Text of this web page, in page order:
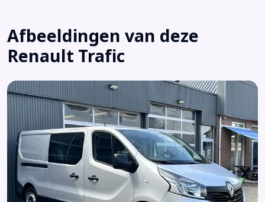
Hoofdsteunen achter
Isofix bevestiging voor kinderzitjes
Navigatiesysteem
Parkeersensor achter
Radiovoorbereiding
Roetfilter
Stuurbekrachtiging
Stuur verstelbaar
Tussenschot volledig
Afbeeldingen van deze
Renault Trafic